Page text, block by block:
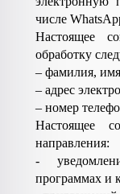
числе
Настоящее
обработку
– фамилия,
– адрес
– номер
Настоящее
направления:
-
программах и